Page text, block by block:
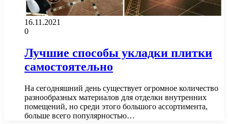
16.11.2021
0
Лучшие способы укладки плитки
самостоятельно
На сегодняшний день существует огромное количество
разнообразных материалов для отделки внутренних
помещений, но среди этого большого ассортимента,
больше всего популярностью…